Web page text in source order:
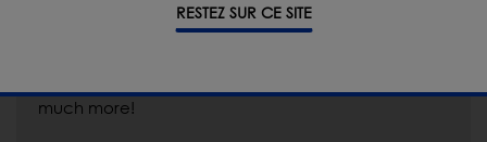
RESTEZ SUR CE SITE
Read how Swift Fine Foods upgraded to X-ray
much more!